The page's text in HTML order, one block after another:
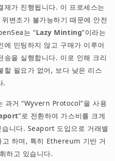
제가 진행됩니다. 이 프로세스는
변조가 불가능하기 때문에 안전
는 “Lazy Minting”이라는
민팅하지 않고 구매가 이루어
송을 실행합니다. 이로 인해 크리
할 필요가 없어, 보다 낮은 리스
.
과거 “Wyvern Protocol”을 사용
”로 전환하여 가스비를 크게
니다. Seaport 도입으로 거래별
하며, 특히 Ethereum 기반 거
하고 있습니다.